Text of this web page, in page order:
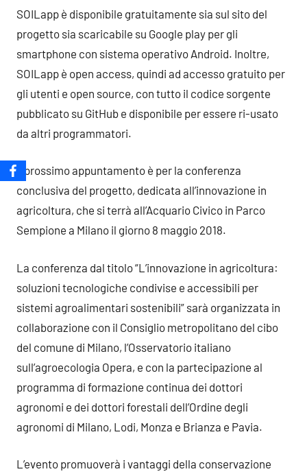
SOILapp è disponibile gratuitamente sia sul sito del
progetto sia scaricabile su Google play per gli
smartphone con sistema operativo Android. Inoltre,
SOILapp è open access, quindi ad accesso gratuito per
gli utenti e open source, con tutto il codice sorgente
pubblicato su GitHub e disponibile per essere ri-usato
da altri programmatori.
Il prossimo appuntamento è per la conferenza
conclusiva del progetto, dedicata all’innovazione in
agricoltura, che si terrà all’Acquario Civico in Parco
Sempione a Milano il giorno 8 maggio 2018.
La conferenza dal titolo “L’innovazione in agricoltura:
soluzioni tecnologiche condivise e accessibili per
sistemi agroalimentari sostenibili” sarà organizzata in
collaborazione con il Consiglio metropolitano del cibo
del comune di Milano, l’Osservatorio italiano
sull’agroecologia Opera, e con la partecipazione al
programma di formazione continua dei dottori
agronomi e dei dottori forestali dell’Ordine degli
agronomi di Milano, Lodi, Monza e Brianza e Pavia.
L’evento promuoverà i vantaggi della conservazione